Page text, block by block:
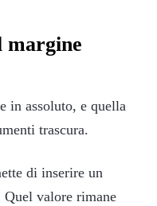
in assoluto, e quella
trascura.
di inserire un
valore rimane